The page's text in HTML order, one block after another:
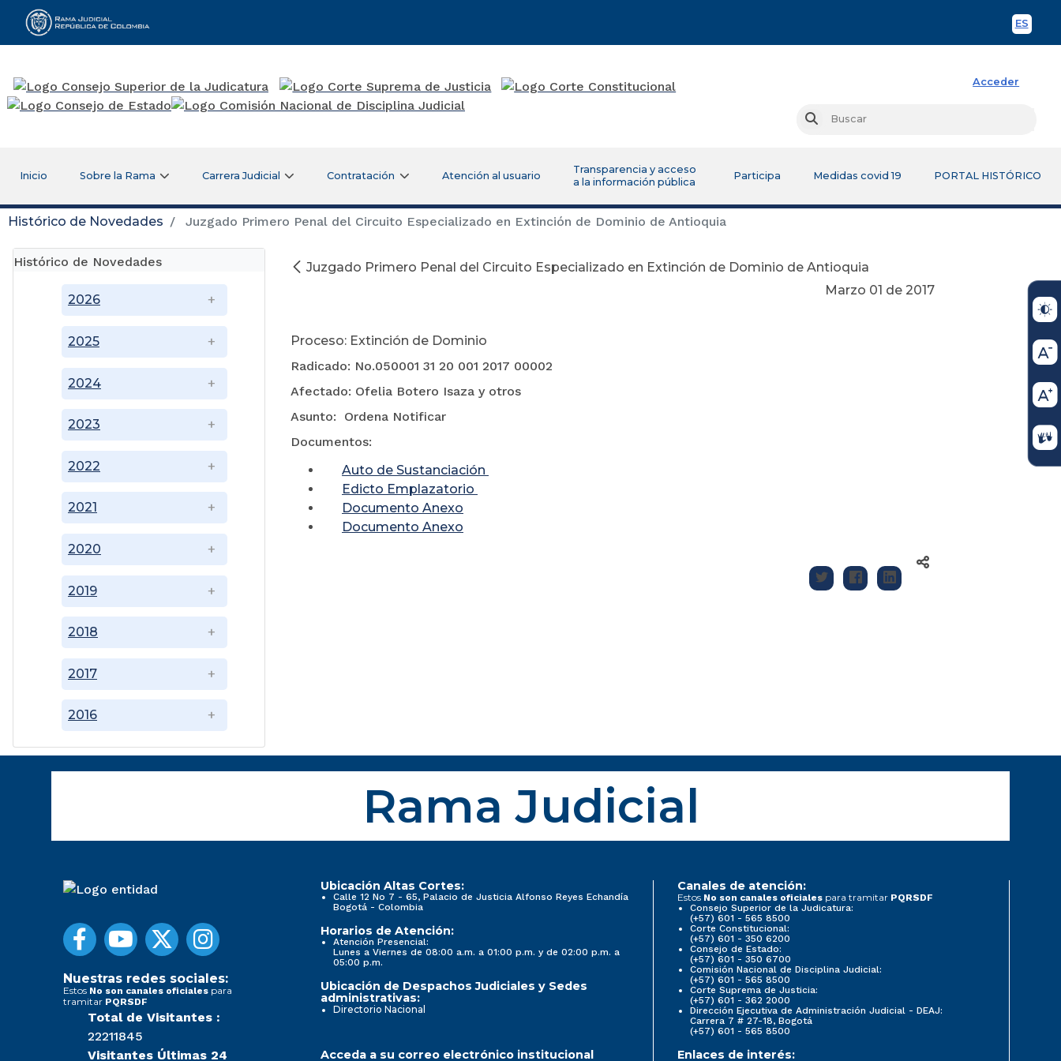
ES
Rama Judicial
Acceder
Buscar
Inicio Sobre la Rama Carrera Judicial Contratación Atención al usuario
Transparencia y acceso
a la información pública
Participa Medidas covid 19 PORTAL HISTÓRICO
Histórico de Novedades Juzgado Primero Penal del Circuito Especializado en Extinción de Dominio de Antioquia
Histórico de Novedades
2016
2017
2018
2019
2020
2021
2022
2023
2024
2025
2026
Juzgado Primero Penal del Circuito Especializado en Extinción de Dominio de Antioquia
Marzo 01 de 2017
Proceso: Extinción de Dominio
Radicado: No.050001 31 20 001 2017 00002
Afectado: Ofelia Botero Isaza y otros
Asunto: Ordena Notificar
Documentos:
Auto de Sustanciación
Edicto Emplazatorio
Documento Anexo
Documento Anexo
Rama Judicial
Nuestras redes sociales:
Estos No son canales oficiales para
tramitar PQRSDF
Total de Visitantes :
22211845
Visitantes Últimas 24
Ubicación Altas Cortes:
Calle 12 No 7 - 65, Palacio de Justicia Alfonso Reyes Echandía
Bogotá - Colombia
Horarios de Atención:
Atención Presencial:
Lunes a Viernes de 08:00 a.m. a 01:00 p.m. y de 02:00 p.m. a
05:00 p.m.
Ubicación de Despachos Judiciales y Sedes
administrativas:
Directorio Nacional
Canales de atención:
Estos No son canales oficiales para tramitar PQRSDF
Consejo Superior de la Judicatura:
(+57) 601 - 565 8500
Corte Constitucional:
(+57) 601 - 350 6200
Consejo de Estado:
(+57) 601 - 350 6700
Comisión Nacional de Disciplina Judicial:
(+57) 601 - 565 8500
Corte Suprema de Justicia:
(+57) 601 - 362 2000
Dirección Ejecutiva de Administración Judicial - DEAJ:
Carrera 7 # 27-18, Bogotá
(+57) 601 - 565 8500
Acceda a su correo electrónico institucional Enlaces de interés: